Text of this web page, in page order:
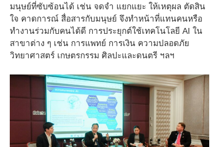
มนุษย์ที่ซับซ้อนได้ เช่น จดจำ แยกแยะ ให้เหตุผล ตัดสิน
ใจ คาดการณ์ สื่อสารกับมนุษย์ จึงทำหน้าที่แทนคนหรือ
ทำงานร่วมกับคนได้ดี การประยุกต์ใช้เทคโนโลยี AI ใน
สาขาต่าง ๆ เช่น การแพทย์ การเงิน ความปลอดภัย
วิทยาศาสตร์ เกษตรกรรม ศิลปะและดนตรี ฯลฯ